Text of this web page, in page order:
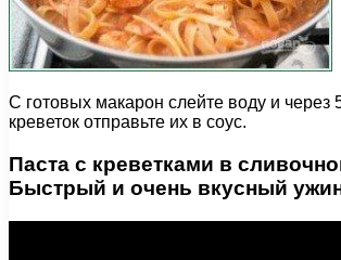
С готовых макарон слейте воду и через
креветок отправьте их в соус.
Паста с креветками в
Быстрый и очень вкусный